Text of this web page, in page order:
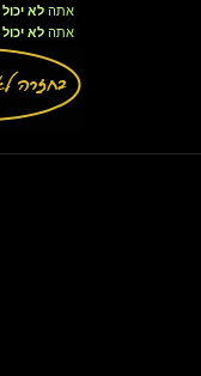
אתה לא יכול
אתה לא יכול